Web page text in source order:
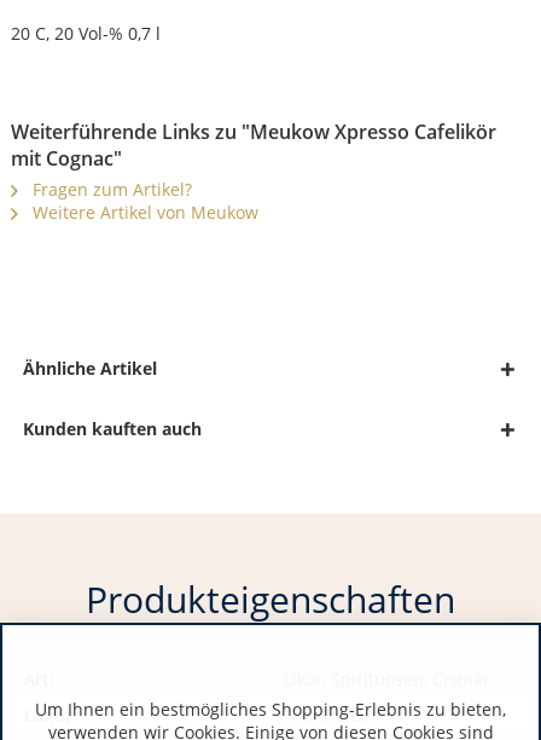
20 C, 20 Vol-% 0,7 l
Weiterführende Links zu "Meukow Xpresso Cafelikör
mit Cognac"
Fragen zum Artikel?
Weitere Artikel von Meukow
Ähnliche Artikel
Kunden kauften auch
Produkteigenschaften
Land:
Frankreich
Um Ihnen ein bestmögliches Shopping-Erlebnis zu bieten,
verwenden wir Cookies. Einige von diesen Cookies sind